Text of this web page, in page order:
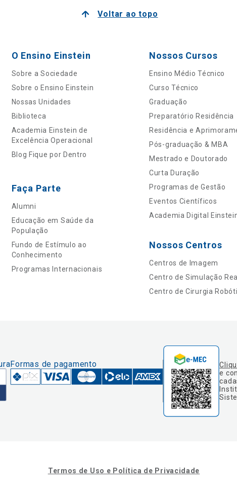
Voltar ao topo
O Ensino Einstein
Sobre a Sociedade
Sobre o Ensino Einstein
Nossas Unidades
Biblioteca
Academia Einstein de
Excelência Operacional
Blog Fique por Dentro
Faça Parte
Alumni
Educação em Saúde da
População
Fundo de Estímulo ao
Conhecimento
Programas Internacionais
Nossos Cursos
Ensino Médio Técnico
Curso Técnico
Graduação
Preparatório Residência
Residência e
Pós-graduação & MBA
Mestrado e Doutorado
Curta Duração
Programas de Gestão
Eventos Científicos
Academia Digital
Nossos Centros
Centros de Imagem
Centro de Simulação
Centro de Cirurgia
Formas de pagamento
e
Termos de Uso e Política de Privacidade